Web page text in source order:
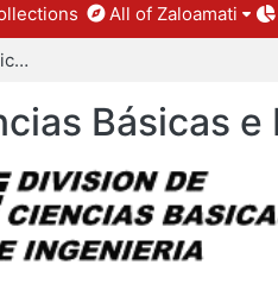
All of Zaloamati
División de Ciencias Básicas e Ingeniería
Básicas e